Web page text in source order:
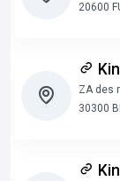
20600
ZA des
30300